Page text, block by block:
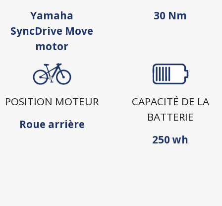
Yamaha
SyncDrive Move
motor
30 Nm
POSITION MOTEUR
Roue arrière
CAPACITÉ DE LA
BATTERIE
250 wh